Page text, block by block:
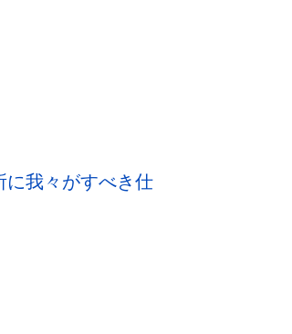
我々がすべき仕